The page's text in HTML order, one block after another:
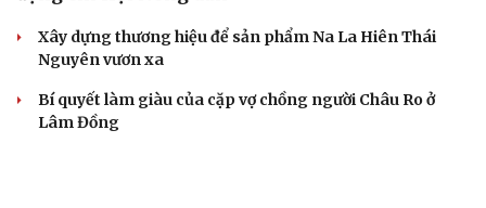
Xây dựng thương hiệu để sản phẩm Na La Hiên Thái
Nguyên vươn xa
Bí quyết làm giàu của cặp vợ chồng người Châu Ro ở
Lâm Đồng